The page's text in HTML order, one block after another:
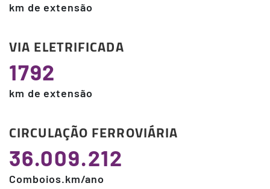
km de extensão
VIA ELETRIFICADA
1792
km de extensão
CIRCULAÇÃO FERROVIÁRIA
36.009.212
Comboios.km/ano